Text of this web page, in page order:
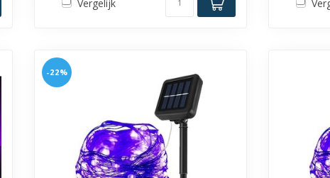
Vergelijk
-22%